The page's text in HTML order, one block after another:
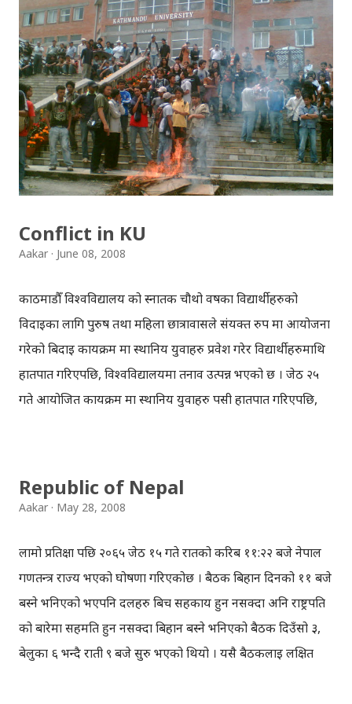
राजा नभएको बताए भने २०५८ जेठ १९ को घटनामा आफू र आफ्नो
परिवार मुछिन पुगेकोमा दु:ख मनाव समेत गरे । उक्त घटनामा आफ्नी
श्रीमतीलाई लागेका गोलीका टुक्राहरु प्राविधिक कारण ले अझै सम्म
झिक्न नसकिएको बताए । मुलत: उनले आफू र आफ्नो परिवार
हत्याकाण्डको दोषी नभएको तथा विगत ७ वर्षमा आफूले कुनै गलत
काम नगरेको अर्थात कसैको आधिकार को हनन नगरेको बताए, यदि
भएको भए सो कुरा अन्जान मा भएको कुरा व्यक्त गरे । साथै आफ्नो
सम्पत्ति पिता – पुर्खा देखि खाइपाई आएको सम्पति भएको तथा
Conflict in KU
Aakar June 08, 2008
काठमाडौँ विश्वविद्यालय को स्नातक चौथो वर्षका विद्यार्थीहरुको
विदाइका लागि पुरुष तथा महिला छात्रावासले संयक्त रुप मा आयोजना
गरेको बिदाइ कार्यक्रम मा स्थानिय युवाहरु प्रवेश गरेर विद्यार्थीहरुमाथि
हातपात गरिएपछि, विश्वविद्यालयमा तनाव उत्पन्न भएको छ । जेठ २५
गते आयोजित कार्यक्रम मा स्थानिय युवाहरु पसी हातपात गरिएपछि,
युवाहरु निस्किएका थिए । तर उनीहरु बाहिर निस्किएलगत्तै, ती १०-१५
का केही झ्यालका सिसाहरु फुटाइदिए भने विद्यार्थिहरुलाई पनि ज्यान
मार्ने धम्की दिए । साथमा लठ्ठी तथा भाटाहरु लिएका ती स्थानिय
युवाहरुले होस्टलका विद्यार्थीहरुलाई देख्लास र पख्लास को भाका मा
अति तुच्छ शब्दहरु प्रयोग गर्दै गालीगलौज तथा आक्रमण गरिएपछि,
विद्यार्थीहरुले आफ्नो सुरक्षार्थ उनीहरु सँग प्रतिकार गर्न क्रिकेट ब्याट,
Republic of Nepal
Aakar May 28, 2008
लामो प्रतिक्षा पछि २०६५ जेठ १५ गते रातको करिब ११:२२ बजे नेपाल
गणतन्त्र राज्य भएको घोषणा गरिएकोछ । बैठक बिहान दिनको ११ बजे
बस्ने भनिएको भएपनि दलहरु बिच सहकार्य हुन नसक्दा अनि राष्ट्रपति
को बारेमा सहमति हुन नसक्दा बिहान बस्ने भनिएको बैठक दिउँसो ३,
बेलुका ६ भन्दै राती ९ बजे सुरु भएको थियो । यसै बैठकलाई लक्षित